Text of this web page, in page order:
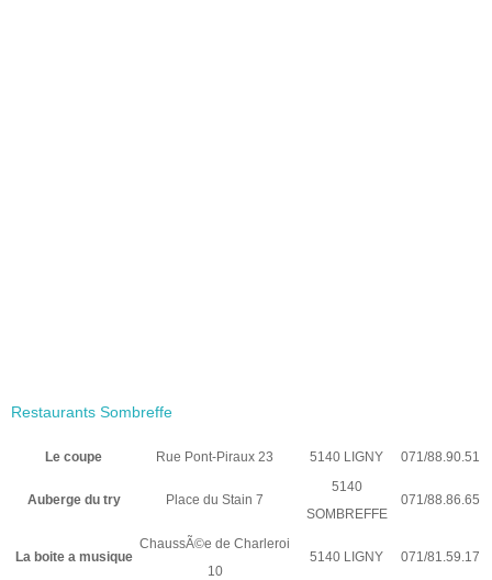
Restaurants Sombreffe
Le coupe Rue Pont-Piraux 23 5140 LIGNY 071/88.90.51
Auberge du try Place du Stain 7
5140
SOMBREFFE
071/88.86.65
La boite a musique
ChaussÃ©e de Charleroi
10
5140 LIGNY 071/81.59.17